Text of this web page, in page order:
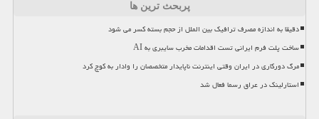
پربحث ترین ها
دقیقا به اندازه مصرف ترافیک بین الملل از حجم بسته کسر می شود
ساخت پلت فرم ایرانی تست اقدامات مخرب سایبری به AI
مرگ دورکاری در ایران وقتی اینترنت ناپایدار متخصصان را وادار به کوچ کرد
استارلینک در عراق رسما فعال شد